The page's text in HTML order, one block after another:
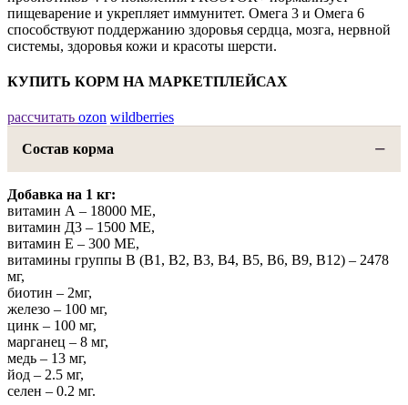
пищеварение и укрепляет иммунитет. Омега 3 и Омега 6
способствуют поддержанию здоровья сердца, мозга, нервной
системы, здоровья кожи и красоты шерсти.
КУПИТЬ КОРМ НА МАРКЕТПЛЕЙСАХ
рассчитать ozon wildberries
Состав корма
Добавка на 1 кг:
витамин А – 18000 МЕ,
витамин Д3 – 1500 МЕ,
витамин Е – 300 МЕ,
витамины группы В (В1, В2, В3, В4, В5, В6, В9, В12) – 2478
мг,
биотин – 2мг,
железо – 100 мг,
цинк – 100 мг,
марганец – 8 мг,
медь – 13 мг,
йод – 2.5 мг,
селен – 0.2 мг.